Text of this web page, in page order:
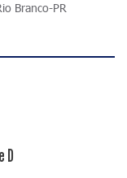
Branco-PR
D